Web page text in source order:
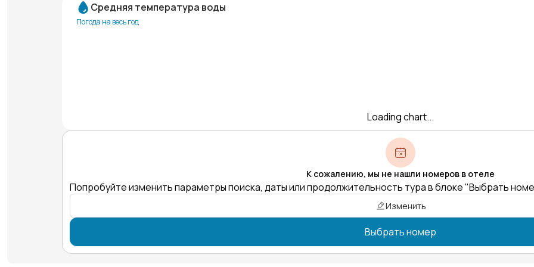
Средняя температура воды
Погода на весь год
Loading chart...
К сожалению, мы не нашли номеров в отеле
Попробуйте изменить параметры поиска, даты или продолжительность тура в блоке "Выбрать
Изменить
Выбрать номер